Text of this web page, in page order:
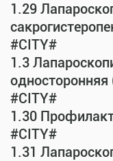
1.29
#CITY#
1.3
#CITY#
1.30
#CITY#
1.31